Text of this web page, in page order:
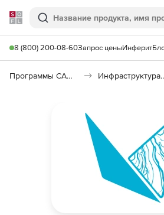
Softline
Поиск
8 (800) 200-08-60Запрос ценыИнферит
Программы САПР и ГИС Инфраструктура: